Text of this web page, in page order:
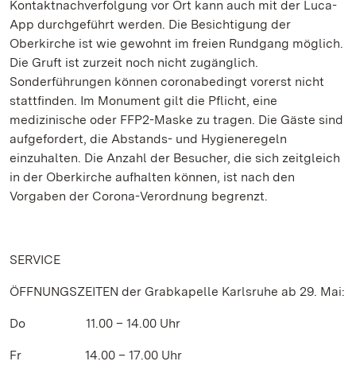
Kontaktnachverfolgung vor Ort kann auch mit der Luca-
App durchgeführt werden. Die Besichtigung der
Oberkirche ist wie gewohnt im freien Rundgang möglich.
Die Gruft ist zurzeit noch nicht zugänglich.
Sonderführungen können coronabedingt vorerst nicht
stattfinden. Im Monument gilt die Pflicht, eine
medizinische oder FFP2-Maske zu tragen. Die Gäste sind
aufgefordert, die Abstands- und Hygieneregeln
einzuhalten. Die Anzahl der Besucher, die sich zeitgleich
in der Oberkirche aufhalten können, ist nach den
Vorgaben der Corona-Verordnung begrenzt.
SERVICE
ÖFFNUNGSZEITEN der Grabkapelle Karlsruhe ab 29. Mai:
Do 11.00 – 14.00 Uhr
Fr 14.00 – 17.00 Uhr